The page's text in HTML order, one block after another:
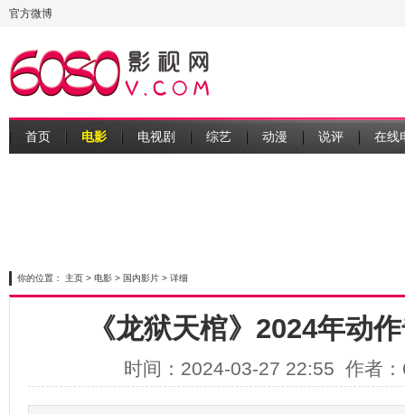
官方微博
首页 电影 电视剧 综艺 动漫 说评 在线
你的位置： 主页 > 电影 > 国内影片 > 详细
《龙狱天棺》2024年动
时间：2024-03-27 22:55 作者